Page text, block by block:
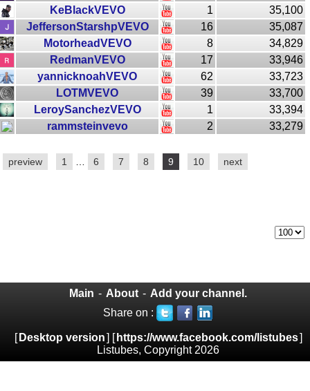
KeBlackVEVO
1
35,100
JeffersonStarshpVEVO
16
35,087
MotorheadVEVO
8
34,829
RedmanVEVO
17
33,946
yannicknoahVEVO
62
33,723
LOTMVEVO
39
33,700
LeroySanchezVEVO
1
33,394
rammsteinvevo
2 33,279
preview 1 6 7 8 9 10 next
Main - About - Add your channel.
Share on :
[ Desktop version] [ https://www.facebook.com/listubes]
Listubes, Copyright 2026